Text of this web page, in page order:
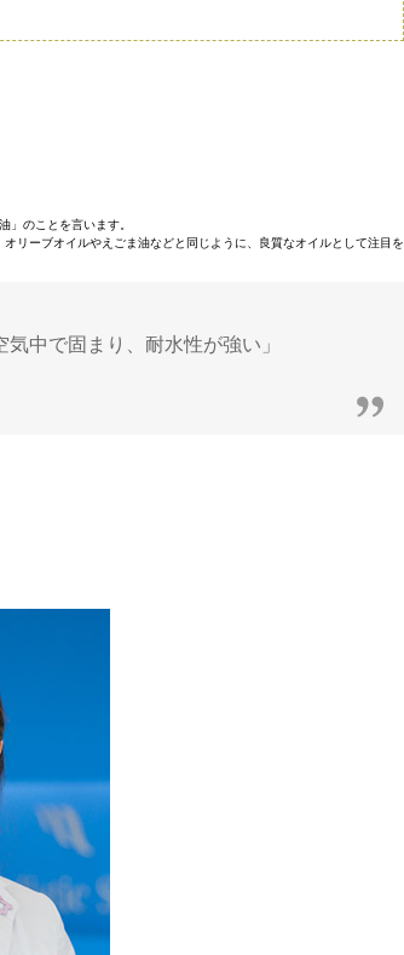
」のことを言います。
リーブオイルやえごま油などと同じように、良質なオイルとして注目を
中で固まり、耐水性が強い」